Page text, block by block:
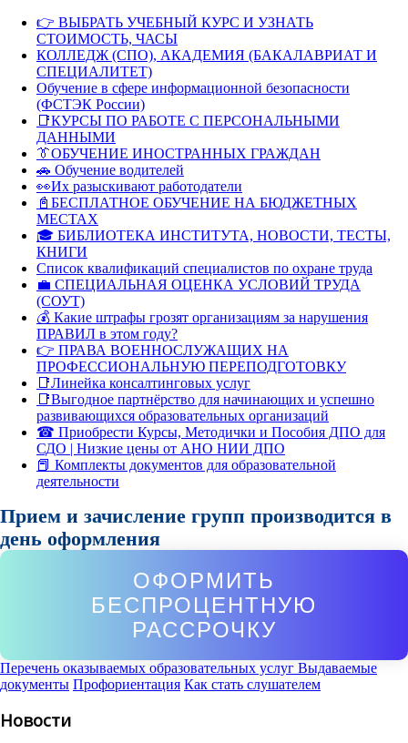
👉 ВЫБРАТЬ УЧЕБНЫЙ КУРС И УЗНАТЬ
СТОИМОСТЬ, ЧАСЫ
КОЛЛЕДЖ (СПО), АКАДЕМИЯ (БАКАЛАВРИАТ И
СПЕЦИАЛИТЕТ)
Обучение в сфере информационной безопасности
(ФСТЭК России)
📑КУРСЫ ПО РАБОТЕ С ПЕРСОНАЛЬНЫМИ
ДАННЫМИ
👔ОБУЧЕНИЕ ИНОСТРАННЫХ ГРАЖДАН
🚗 Обучение водителей
👀Их разыскивают работодатели
📓БЕСПЛАТНОЕ ОБУЧЕНИЕ НА БЮДЖЕТНЫХ
МЕСТАХ
🎓 БИБЛИОТЕКА ИНСТИТУТА, НОВОСТИ, ТЕСТЫ,
КНИГИ
Список квалификаций специалистов по охране труда
💼 СПЕЦИАЛЬНАЯ ОЦЕНКА УСЛОВИЙ ТРУДА
(СОУТ)
💰 Какие штрафы грозят организациям за нарушения
ПРАВИЛ в этом году?
👉 ПРАВА ВОЕННОСЛУЖАЩИХ НА
ПРОФЕССИОНАЛЬНУЮ ПЕРЕПОДГОТОВКУ
📑Линейка консалтинговых услуг
📑Выгодное партнёрство для начинающих и успешно
развивающихся образовательных организаций
☎ Приобрести Курсы, Методички и Пособия ДПО для
СДО | Низкие цены от АНО НИИ ДПО
📕 Комплекты документов для образовательной
деятельности
Прием и зачисление групп производится в
день оформления
ОФОРМИТЬ
БЕСПРОЦЕНТНУЮ
РАССРОЧКУ
Перечень оказываемых образовательных услуг Выдаваемые
документы Профориентация Как стать слушателем
Новости